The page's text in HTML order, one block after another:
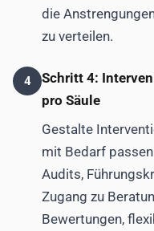
die
zu verteilen.
4
Schritt 4:
pro Säule
Gestalte
mit Bedarf
Audits,
Zugang zu
Bewertungen,